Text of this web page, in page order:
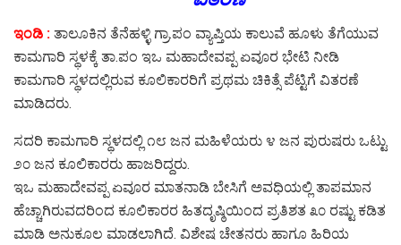
ಇಂಡಿ : ತಾಲೂಕಿನ ತೆನೆಹಳ್ಳಿ ಗ್ರಾ.ಪಂ ವ್ಯಾಪ್ತಿಯ ಕಾಲುವೆ ಹೂಳು ತೆಗೆಯುವ
ಕಾಮಗಾರಿ ಸ್ಥಳಕ್ಕೆ ತಾ.ಪಂ ಇಒ ಮಹಾದೇವಪ್ಪ ಏವೂರ ಭೇಟಿ ನೀಡಿ
ಕಾಮಗಾರಿ ಸ್ಥಳದಲ್ಲಿರುವ ಕೂಲಿಕಾರರಿಗೆ ಪ್ರಥಮ ಚಿಕಿತ್ಸೆ ಪೆಟ್ಟಿಗೆ ವಿತರಣೆ
ಮಾಡಿದರು.
ಸದರಿ ಕಾಮಗಾರಿ ಸ್ಥಳದಲ್ಲಿ ೧೮ ಜನ ಮಹಿಳೆಯರು ೪ ಜನ ಪುರುಷರು ಒಟ್ಟು
೨೦ ಜನ ಕೂಲಿಕಾರರು ಹಾಜರಿದ್ದರು.
ಇಒ ಮಹಾದೇವಪ್ಪ ಏವೂರ ಮಾತನಾಡಿ ಬೇಸಿಗೆ ಅವಧಿಯಲ್ಲಿ ತಾಪಮಾನ
ಹೆಚ್ಚಾಗಿರುವದರಿಂದ ಕೂಲಿಕಾರರ ಹಿತದೃಷ್ಠಿಯಿಂದ ಪ್ರತಿಶತ ೩೦ ರಷ್ಟು ಕಡಿತ
ಮಾಡಿ ಅನುಕೂಲ ಮಾಡಲಾಗಿದೆ. ವಿಶೇಷ ಚೇತನರು ಹಾಗೂ ಹಿರಿಯ